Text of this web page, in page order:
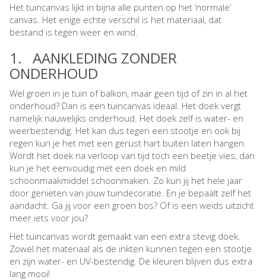
Het tuincanvas lijkt in bijna alle punten op het ‘normale’
canvas. Het enige echte verschil is het materiaal, dat
bestand is tegen weer en wind.
1. AANKLEDING ZONDER
ONDERHOUD
Wel groen in je tuin of balkon, maar geen tijd of zin in al het
onderhoud? Dan is een tuincanvas ideaal. Het doek vergt
namelijk nauwelijks onderhoud. Het doek zelf is water- en
weerbestendig. Het kan dus tegen een stootje en ook bij
regen kun je het met een gerust hart buiten laten hangen.
Wordt het doek na verloop van tijd toch een beetje vies, dan
kun je het eenvoudig met een doek en mild
schoonmaakmiddel schoonmaken. Zo kun jij het hele jaar
door genieten van jouw tuindecoratie. En je bepaalt zelf het
aandacht. Ga jij voor een groen bos? Of is een weids uitzicht
meer iets voor jou?
Het tuincanvas wordt gemaakt van een extra stevig doek.
Zowel het materiaal als de inkten kunnen tegen een stootje
en zijn water- en UV-bestendig. De kleuren blijven dus extra
lang mooi!